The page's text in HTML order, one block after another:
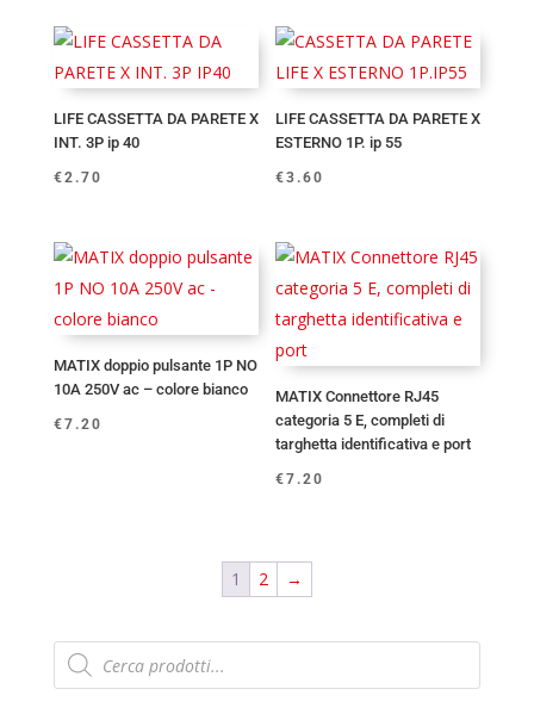
LIFE CASSETTA DA PARETE X
INT. 3P ip 40
€2.70
LIFE CASSETTA DA PARETE X
ESTERNO 1P. ip 55
€3.60
MATIX doppio pulsante 1P NO
10A 250V ac – colore bianco
€7.20
MATIX Connettore RJ45
categoria 5 E, completi di
targhetta identificativa e port
€7.20
1 2 →
Products
search